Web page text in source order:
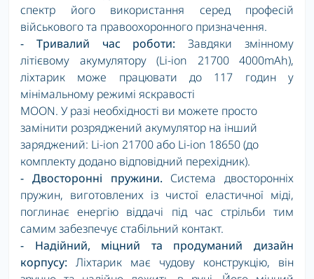
спектр його використання серед професій
військового та правоохоронного призначення.
- Тривалий час роботи: Завдяки змінному
літієвому акумулятору (Li-ion 21700 4000mAh),
ліхтарик може працювати до 117 годин у
мінімальному режимі яскравості
MOON. У разі необхідності ви можете просто
замінити розряджений акумулятор на інший
заряджений: Li-ion 21700 або Li-ion 18650 (до
комплекту додано відповідний перехідник).
- Двосторонні пружини. Система двосторонніх
пружин, виготовлених із чистої еластичної міді,
поглинає енергію віддачі під час стрільби тим
самим забезпечує стабільний контакт.
- Надійний, міцний та продуманий дизайн
корпусу: Ліхтарик має чудову конструкцію, він